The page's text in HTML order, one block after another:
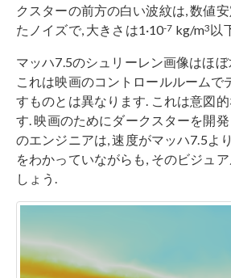
クスターの前方の白い波紋は, 数値
たノイズで, 大きさは1·10-7 kg/m3以
マッハ7.5のシュリーレン画像はほ
これは映画のコントロールルームで
すものとは異なります. これは意図
す. 映画のためにダークスターを開
のエンジニアは, 速度がマッハ7.5よ
をわかっていながらも, そのビジュ
しょう.